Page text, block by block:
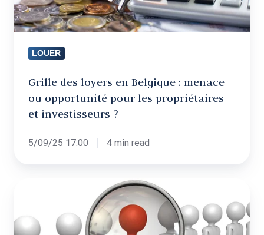
menace
ou
pour
propriétaires
LOUER
Grille des loyers en Belgique : menace
ou opportunité pour les propriétaires
et investisseurs ?
5/09/25 17:00 4 min read
un